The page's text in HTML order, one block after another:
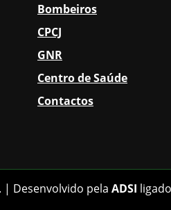
Bombeiros
CPCJ
GNR
Centro de Saúde
Contactos
| Desenvolvido pela ADSI